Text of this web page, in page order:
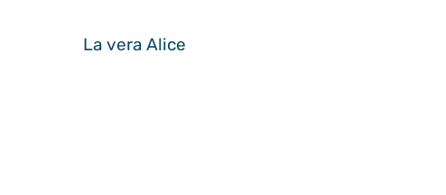
La vera Alice